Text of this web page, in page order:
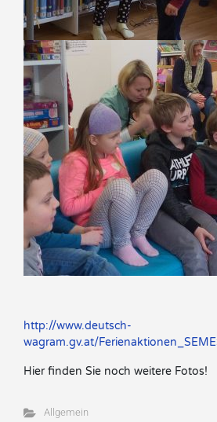
http://www.deutsch-
wagram.gv.at/
Hier finden Sie noch weitere Fotos!
Allgemein